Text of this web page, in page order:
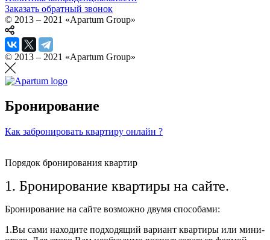
Заказать обратный звонок
© 2013 – 2021 «Apartum Group»
© 2013 – 2021 «Apartum Group»
Бронирование
Как забронировать квартиру онлайн ?
Порядок бронирования квартир
1. Бронирование квартиры на сайте.
Бронирование на сайте возможно двумя способами:
1.Вы сами находите подходящий вариант квартиры или мини-